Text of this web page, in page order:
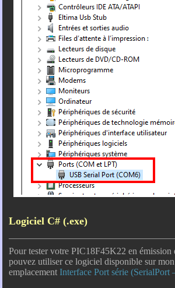
Logiciel C# (.exe)
Pour tester votre PIC18F45K22 en émission
pouvez utiliser ce logiciel disponible sur
emplacementInterface Port série (SerialPort